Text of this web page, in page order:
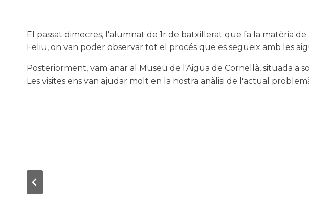
El passat dimecres, l'alumnat de 1r de batxillerat que fa la matèria
Feliu, on van poder observar tot el procés que es segueix amb les
Posteriorment, vam anar al Museu de l'Aigua de Cornellà, situada
Les visites ens van ajudar molt en la nostra anàlisi de l'actual